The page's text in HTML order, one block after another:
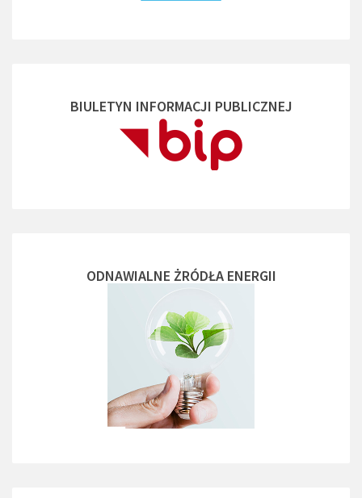
BIULETYN INFORMACJI PUBLICZNEJ
ODNAWIALNE ŻRÓDŁA ENERGII